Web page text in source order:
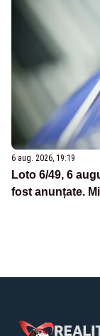
6 aug. 2026, 19:19
Loto 6/49, 6
fost anunțate.